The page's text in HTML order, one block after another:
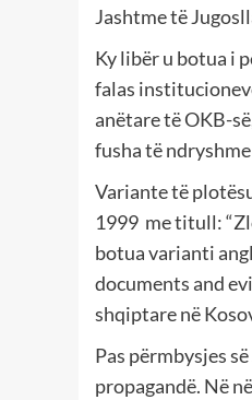
Jashtme të
Ky libër u botua i
falas
anëtare të OKB-
fusha të
Variante të
1999 me titull:
botua varianti
documents and
shqiptare në
Pas përmbysjes
propagandë. Në